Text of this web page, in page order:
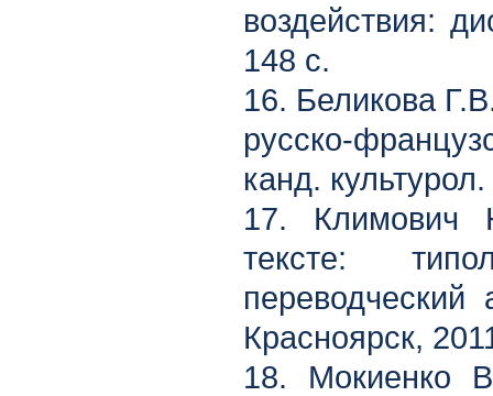
воздействия:
148 с.
16. Беликова
русско-
канд.
17. Климович
тексте:
Красноярск,
18. Мокиенко